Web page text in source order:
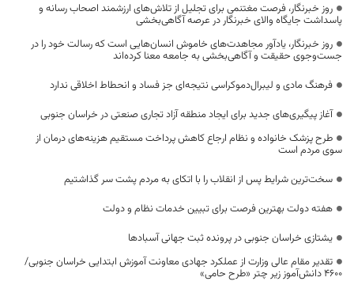
روز خبرنگار، فرصت مغتنمی برای تجلیل از تلاش‌های ارزشمند اصحاب رسانه و
پاسداشت جایگاه والای خبرنگار در عرصه آگاهی‌بخشی
روز خبرنگار، یادآور مجاهدت‌های خاموش انسان‌هایی است که رسالت خود را در
جست‌وجوی حقیقت و آگاهی‌بخشی به جامعه معنا کرده‌اند
فرهنگ مادی و لیبرال‌دموکراسی نتیجه‌ای جز فساد و انحطاط اخلاقی ندارد
آغاز پیگیری‌های جدید برای ایجاد منطقه آزاد تجاری صنعتی در خراسان جنوبی
طرح پزشک خانواده و نظام ارجاع کاهش پرداخت مستقیم هزینه‌های درمان از
سوی مردم است
سخت‌ترین شرایط پس از انقلاب را با اتکای به مردم پشت سر گذاشتیم
هفته دولت بهترین فرصت برای تبیین خدمات نظام و دولت
یشتازی خراسان جنوبی در پرونده ثبت جهانی آسبادها
تقدیر مقام عالی وزارت از عملکرد جهادی معاونت آموزش ابتدایی خراسان جنوبی/
۴۶۰۰ دانش‌آموز زیر چتر «طرح حامی»